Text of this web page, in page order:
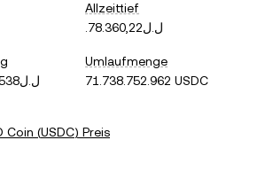
Allzeittief
.ل.ل78.360,22
.ل.ل6.434.631.874.100.538
Umlaufmenge
71.738.752.962 USDC
Coin (USDC) Preis